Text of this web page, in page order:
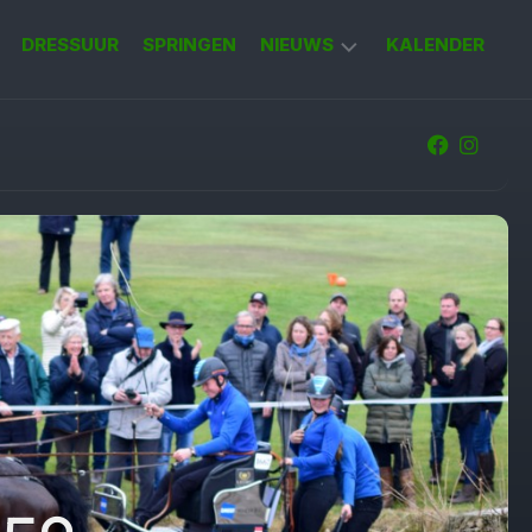
DRESSUUR SPRINGEN NIEUWS KALENDER